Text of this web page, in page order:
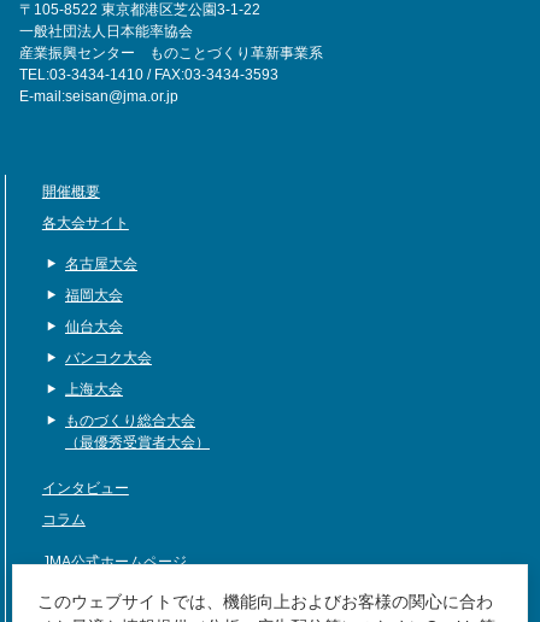
このウェブサイトでは、機能向上およびお客様の関心に合わ
〒105-8522 東京都港区芝公園3-1-22
一般社団法人日本能率協会
産業振興センター ものことづくり革新事業系
TEL:03-3434-1410 / FAX:03-3434-3593
E-mail:seisan@jma.or.jp
開催概要
各大会サイト
名古屋大会
福岡大会
仙台大会
バンコク大会
上海大会
ものづくり総合大会
（最優秀受賞者大会）
インタビュー
コラム
JMA公式ホームページ
サイトマップ